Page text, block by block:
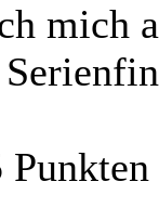
mich
Punkten